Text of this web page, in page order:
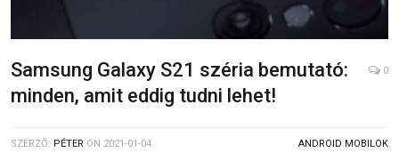
Samsung Galaxy S21 széria bemutató:
minden, amit eddig tudni lehet!
0
SZERZŐ: PÉTER ON 2021-01-04 ANDROID MOBILOK